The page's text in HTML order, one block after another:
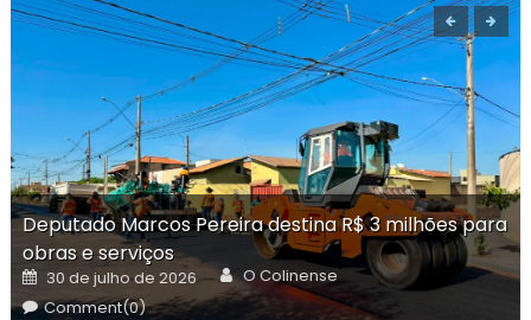
Deputado Marcos Pereira destina R$ 3 milhões para
obras e serviços
Posted
on
30 de julho de 2026 Author
O Colinense
Comment(0)